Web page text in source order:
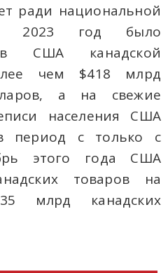
ради национальной
2023 год было
в США канадской
чем $418 млрд
а на свежие
населения США
период с только с
этого года США
товаров на
млрд канадских